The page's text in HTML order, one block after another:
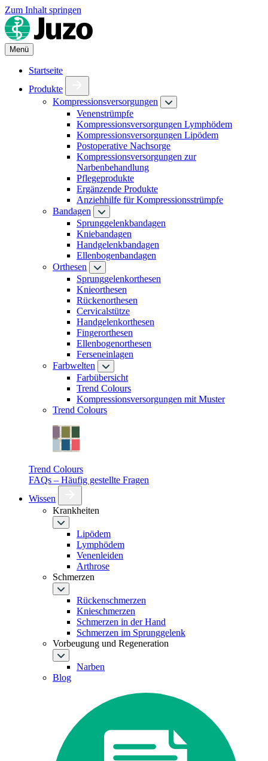
Zum Inhalt springen
Menü
Startseite
Produkte
Kompressionsversorgungen
Venenstrümpfe
Kompressionsversorgungen Lymphödem
Kompressionsversorgungen Lipödem
Postoperative Nachsorge
Kompressionsversorgungen zur
Narbenbehandlung
Pflegeprodukte
Ergänzende Produkte
Anziehhilfe für Kompressionsstrümpfe
Bandagen
Sprunggelenkbandagen
Kniebandagen
Handgelenkbandagen
Ellenbogenbandagen
Orthesen
Sprunggelenkorthesen
Knieorthesen
Rückenorthesen
Cervicalstütze
Handgelenkorthesen
Fingerorthesen
Ellenbogenorthesen
Ferseneinlagen
Farbwelten
Farbübersicht
Trend Colours
Kompressionsversorgungen mit Muster
Trend Colours
Trend Colours
FAQs – Häufig gestellte Fragen
Wissen
Krankheiten
Lipödem
Lymphödem
Venenleiden
Arthrose
Schmerzen
Rückenschmerzen
Knieschmerzen
Schmerzen in der Hand
Schmerzen im Sprunggelenk
Vorbeugung und Regeneration
Narben
Blog